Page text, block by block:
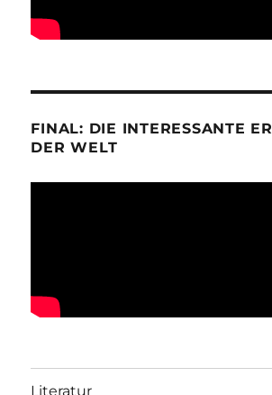
FINAL: DIE INTERESSANTE
DER WELT
Literatur